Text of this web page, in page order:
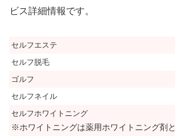
ビス詳細情報です。
セルフエステ
セルフ脱毛
ゴルフ
セルフネイル
セルフホワイトニング
※ホワイトニングは薬用ホワイトニング剤と